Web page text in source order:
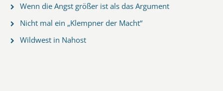
Wenn die Angst größer ist als das Argument
Nicht mal ein „Klempner der Macht“
Wildwest in Nahost